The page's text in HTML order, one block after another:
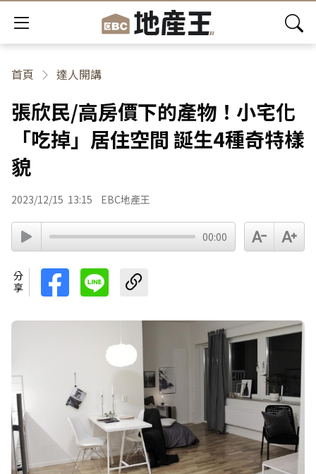
首頁 達人開講
張欣民/高房價下的產物！小宅化
「吃掉」居住空間 誕生4種奇特樣
貌
2023/12/15 13:15 EBC地產王
00:00
分享